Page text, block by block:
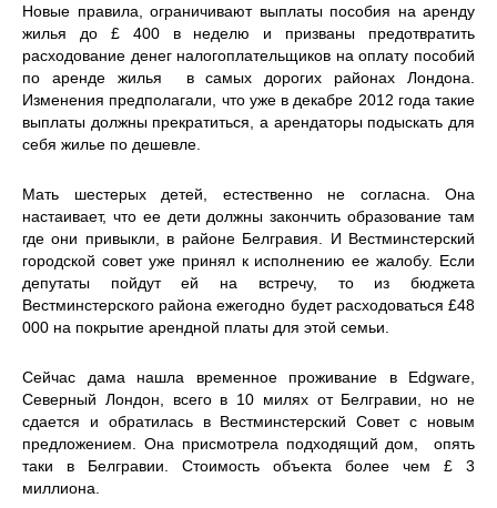
Новые правила, ограничивают выплаты пособия на аренду
жилья до £ 400 в неделю и призваны предотвратить
расходование денег налогоплательщиков на оплату пособий
по аренде жилья в самых дорогих районах Лондона.
Изменения предполагали, что уже в декабре 2012 года такие
выплаты должны прекратиться, а арендаторы подыскать для
себя жилье по дешевле.
Мать шестерых детей, естественно не согласна. Она
настаивает, что ее дети должны закончить образование там
где они привыкли, в районе Белгравия. И Вестминстерский
городской совет уже принял к исполнению ее жалобу. Если
депутаты пойдут ей на встречу, то из бюджета
Вестминстерского района ежегодно будет расходоваться £48
000 на покрытие арендной платы для этой семьи.
Сейчас дама нашла временное проживание в Edgware,
Северный Лондон, всего в 10 милях от Белгравии, но не
сдается и обратилась в Вестминстерский Совет с новым
предложением. Она присмотрела подходящий дом, опять
таки в Белгравии. Стоимость объекта более чем £ 3
миллиона.